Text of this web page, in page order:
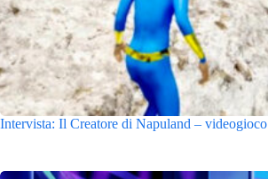
Intervista: Il Creatore di Napuland – videogioco